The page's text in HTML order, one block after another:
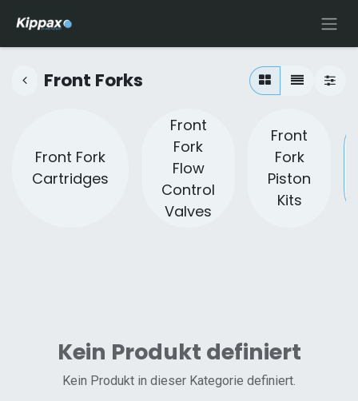
Front Forks
Front Fork
Cartridges
Front
Fork
Flow
Control
Valves
Front
Fork
Piston
Kits
Kein Produkt definiert
Kein Produkt in dieser Kategorie definiert.